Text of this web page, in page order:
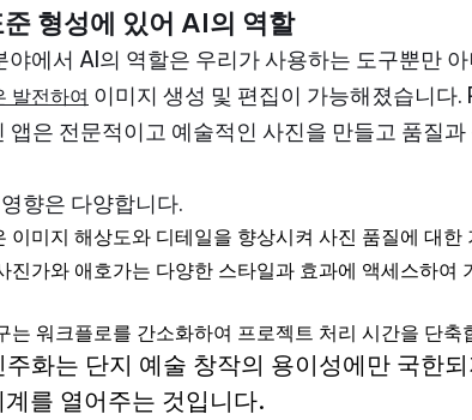
형성에 있어 AI의 역할
에서 AI의 역할은 우리가 사용하는 도구뿐만
발전하여 이미지 생성 및 편집이 가능해졌습니
앱은 전문적이고 예술적인 사진을 만들고 품질
향은 다양합니다.
이미지 해상도와 디테일을 향상시켜 사진 품질에 대한
진가와 애호가는 다양한 스타일과 효과에 액세스하여
는 워크플로를 간소화하여 프로젝트 처리 시간을 단축
화는 단지 예술 창작의 용이성에만 국한
를 열어주는 것입니다.